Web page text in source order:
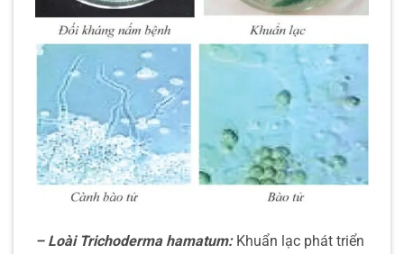
– Loài Trichoderma hamatum: Khuẩn lạc phát triển